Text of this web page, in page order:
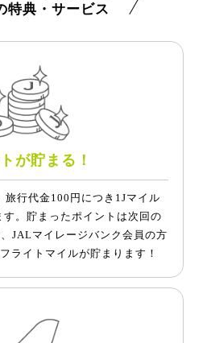
特典・サービス
が貯まる！
旅行代金100円につき1Jマイル
。貯まったポイントは次回の
JALマイレージバンク会員の方
ライトマイルが貯まります！